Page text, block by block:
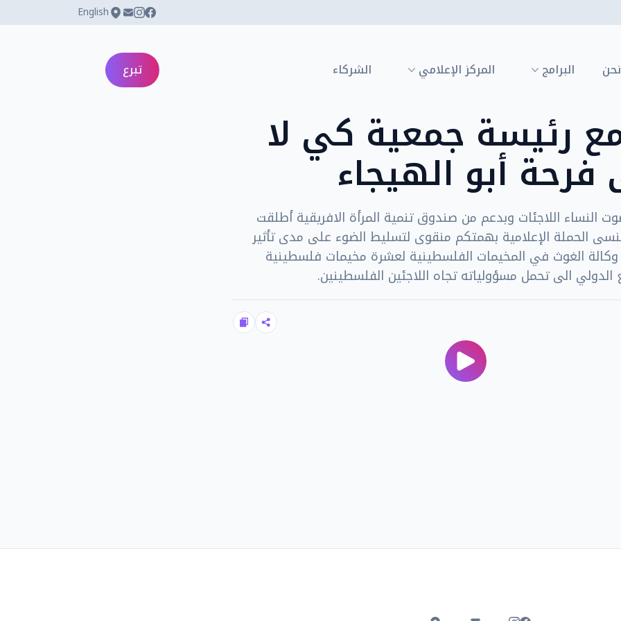
English
البرامج المركز الإعلامي الشركاء تبرع
رئيسة جمعية كي لا
أبو الهيجاء
اللاجئات وبدعم من صندوق تنمية المرأة الافريقية أطلقت
الحملة الإعلامية بهمتكم منقوى لتسليط الضوء على مدى تأثير
الغوث في المخيمات الفلسطينية لعشرة مخيمات فلسطينية
الى تحمل مسؤولياته تجاه اللاجئين الفلسطينين.